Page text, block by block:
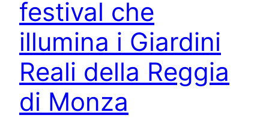
festival che
illumina i Giardini
Reali della Reggia
di Monza